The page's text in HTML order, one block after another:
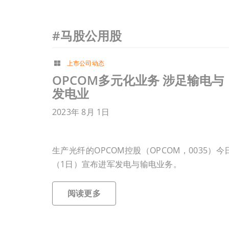
#马股公用股
上市公司动态
OPCOM多元化业务 涉足输电与
发电业
2023年 8月 1日
生产光纤的OPCOM控股（OPCOM，0035）今
（1日）宣布进军发电与输电业务。
阅读更多